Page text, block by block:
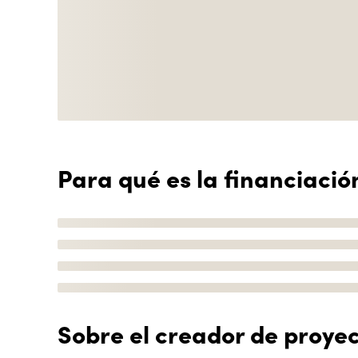
Para qué es la
Sobre el creador de